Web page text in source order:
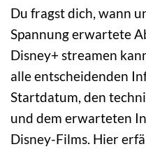
Du fragst dich, wann
Spannung erwartete
Disney+ streamen
alle entscheidenden
Startdatum, den
und dem erwarteten
Disney-Films. Hier